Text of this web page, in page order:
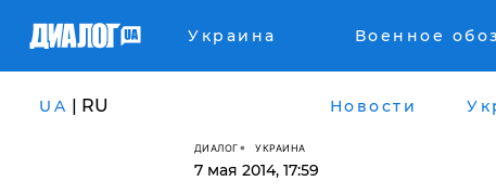
Украина Военное
UA | RU Новости
ДИАЛОГ УКРАИНА
7 мая 2014, 17:59